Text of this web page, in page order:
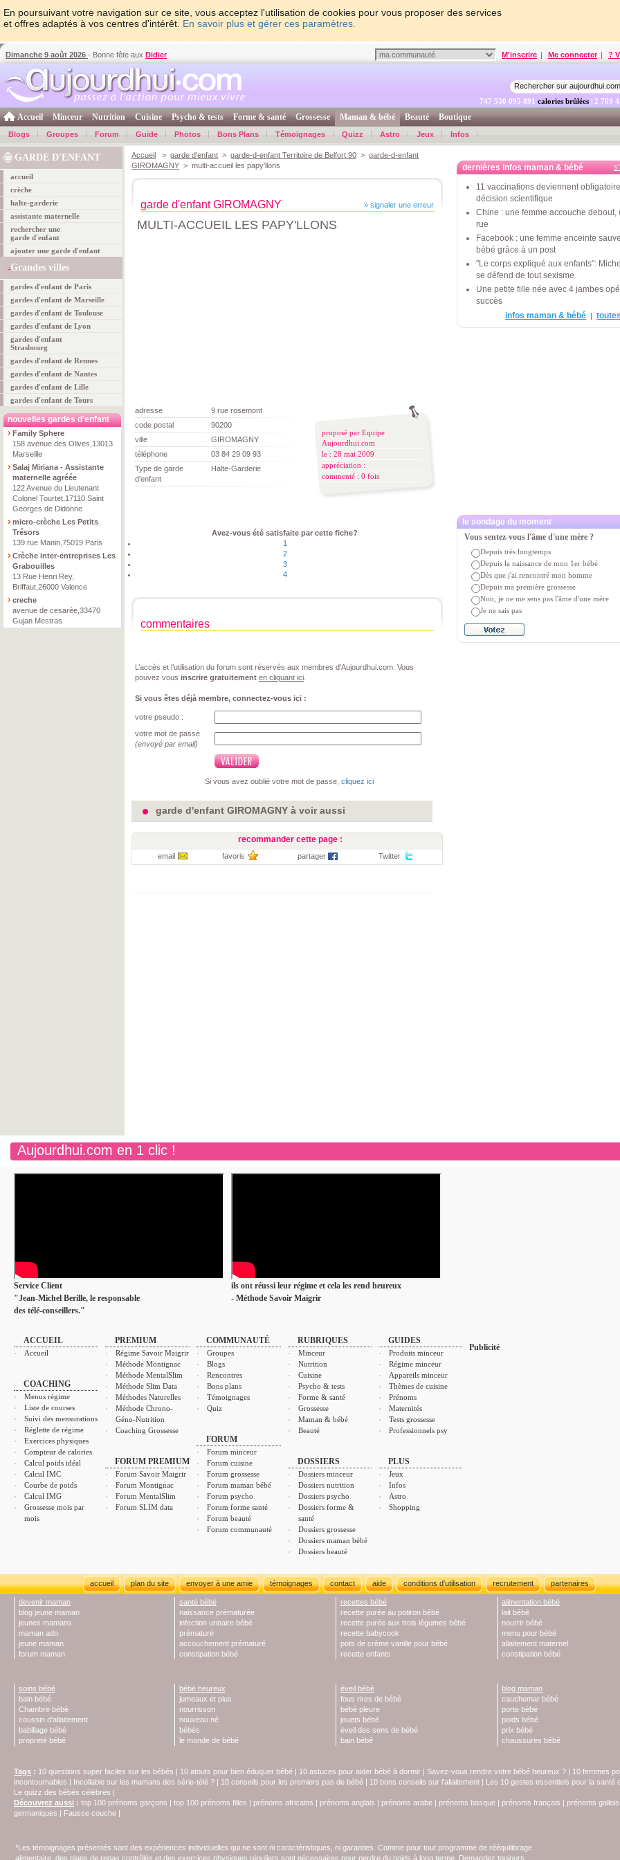
En poursuivant votre navigation sur ce site, vous acceptez l'utilisation de cookies pour vous proposer des services
et offres adaptés à vos centres d'intérêt. En savoir plus et gérer ces paramètres.
Dimanche 9 août 2026 - Bonne fête aux Didier M'inscrire | Me connecter | ?
747 530 096 541 calories brûlées | 2 709
Accueil Minceur Nutrition Cuisine Psycho & tests Forme & santé Grossesse Maman & bébé Beauté Boutique
Blogs Groupes Forum Guide Photos Bons Plans Témoignages Quizz Astro Jeux Infos
GARDE D'ENFANT
accueil
crèche
halte-garderie
assistante maternelle
rechercher une
garde d'enfant
ajouter une garde d'enfant
Grandes villes
gardes d'enfant de Paris
gardes d'enfant de Marseille
gardes d'enfant de Toulouse
gardes d'enfant de Lyon
gardes d'enfant
Strasbourg
gardes d'enfant de Rennes
gardes d'enfant de Nantes
gardes d'enfant de Lille
gardes d'enfant de Tours
nouvelles gardes d'enfant
Family Sphere
158 avenue des Olives,13013
Marseille
Salaj Miriana - Assistante
maternelle agréée
122 Avenue du Lieutenant
Colonel Tourtet,17110 Saint
Georges de Didonne
micro-crèche Les Petits
Trésors
139 rue Manin,75019 Paris
Crèche inter-entreprises Les
Grabouilles
13 Rue Henri Rey,
Briffaut,26000 Valence
creche
avenue de cesarée,33470
Gujan Mestras
Accueil > garde d'enfant > garde-d-enfant Territoire de Belfort 90 > garde-d-enfant
GIROMAGNY > multi-accueil les papy'llons
garde d'enfant GIROMAGNY » signaler une erreur
MULTI-ACCUEIL LES PAPY'LLONS
proposé par Equipe
Aujourdhui.com
le : 28 mai 2009
appréciation :
commenté : 0 fois
adresse
9 rue rosemont
code postal
90200
ville
GIROMAGNY
téléphone
03 84 29 09 93
Type de garde
d'enfant
Halte-Garderie
Avez-vous été satisfaite par cette fiche?
1
2
3
4
commentaires
L’accès et l’utilisation du forum sont réservés aux membres d'Aujourdhui.com. Vous
pouvez vous inscrire gratuitement en cliquant ici
Si vous êtes déjà membre, connectez-vous ici :
votre pseudo :
votre mot de passe
(envoyé par email)
Si vous avez oublié votre mot de passe, cliquez ici
garde d'enfant GIROMAGNY à voir aussi
recommander cette page :
email favoris partager Twitter
dernières infos maman & bébé
11 vaccinations deviennent
décision scientifique
Chine : une femme accouche debout,
rue
Facebook : une femme enceinte
bébé grâce à un post
"Le corps expliqué aux enfants":
se défend de tout sexisme
Une petite fille née avec 4 jambes
succès
infos maman & bébé |
le sondage du moment
Vous sentez-vous l'âme d'une mère ?
Depuis très longtemps
Depuis la naissance de mon 1er bébé
Dès que j'ai rencontré mon homme
Depuis ma première grossesse
Non, je ne me sens pas l'âme d'une mère
Je ne sais pas
Aujourdhui.com en 1 clic !
Service Client
"Jean-Michel Berille, le responsable
des télé-conseillers."
ils ont réussi leur régime et cela les rend heureux
- Méthode Savoir Maigrir
ACCUEIL
Accueil
COACHING
Menus régime
Liste de courses
Suivi des mensurations
Réglette de régime
Exercices physiques
Compteur de calories
Calcul poids idéal
Calcul IMC
Courbe de poids
Calcul IMG
Grossesse mois par
mois
PREMIUM
Régime Savoir Maigrir
Méthode Montignac
Méthode MentalSlim
Méthode Slim Data
Méthodes Naturelles
Méthode Chrono-
Géno-Nutrition
Coaching Grossesse
FORUM PREMIUM
Forum Savoir Maigrir
Forum Montignac
Forum MentalSlim
Forum SLIM data
COMMUNAUTÉ
Groupes
Blogs
Rencontres
Bons plans
Témoignages
Quiz
FORUM
Forum minceur
Forum cuisine
Forum grossesse
Forum maman bébé
Forum psycho
Forum forme santé
Forum beauté
Forum communauté
RUBRIQUES
Minceur
Nutrition
Cuisine
Psycho & tests
Forme & santé
Grossesse
Maman & bébé
Beauté
DOSSIERS
Dossiers minceur
Dossiers nutrition
Dossiers psycho
Dossiers forme &
santé
Dossiers grossesse
Dossiers maman bébé
Dossiers beauté
GUIDES
Produits minceur
Régime minceur
Appareils minceur
Thèmes de cuisine
Prénoms
Maternités
Tests grossesse
Professionnels psy
PLUS
Jeux
Infos
Astro
Shopping
Publicité
accueil plan du site envoyer à une amie témoignages contact aide conditions d'utilisation recrutement partenaires
devenir maman
blog jeune maman
jeunes mamans
maman ado
jeune maman
forum maman
santé bébé
naissance prématurée
infection urinaire bébé
prématuré
accouchement prématuré
constipation bébé
recettes bébé
recette purée au potiron bébé
recette purée aux trois légumes bébé
recette babycook
pots de crème vanille pour bébé
recette enfants
alimentation bébé
lait bébé
nourrir bébé
menu pour bébé
allaitement maternel
constipation bébé
soins bébé
bain bébé
Chambre bébé
coussin d'allaitement
babillage bébé
propreté bébé
bébé heureux
jumeaux et plus
nourrisson
nouveau né
bébés
le monde de bébé
éveil bébé
fous rires de bébé
bébé pleure
jouets bébé
éveil des sens de bébé
bain bébé
blog maman
cauchemar bébé
porte bébé
poids bébé
prix bébé
chaussures bébé
Tags : 10 questions super faciles sur les bébés | 10 atouts pour bien éduquer bébé | 10 astuces pour aider bébé à dormir | Savez-vous rendre votre bébé heureux ? | 10 femmes
incontournables | Incollable sur les mamans des série-télé ? | 10 conseils pour les premiers pas de bébé | 10 bons conseils sur l'allaitement | Les 10 gestes essentiels pour la santé
Le quizz des bébés célèbres |
Découvrez aussi : top 100 prénoms garçons | top 100 prénoms filles | prénoms africains | prénoms anglais | prénoms arabe | prénoms basque | prénoms français | prénoms gallois
germaniques | Fausse couche |
*Les témoignages présentés sont des expériences individuelles qui ne sont ni caractéristiques, ni garanties. Comme pour tout programme de rééquilibrage
alimentaire, des plans de repas contrôlés et des exercices physiques réguliers sont nécessaires pour perdre du poids à long terme. Demandez toujours